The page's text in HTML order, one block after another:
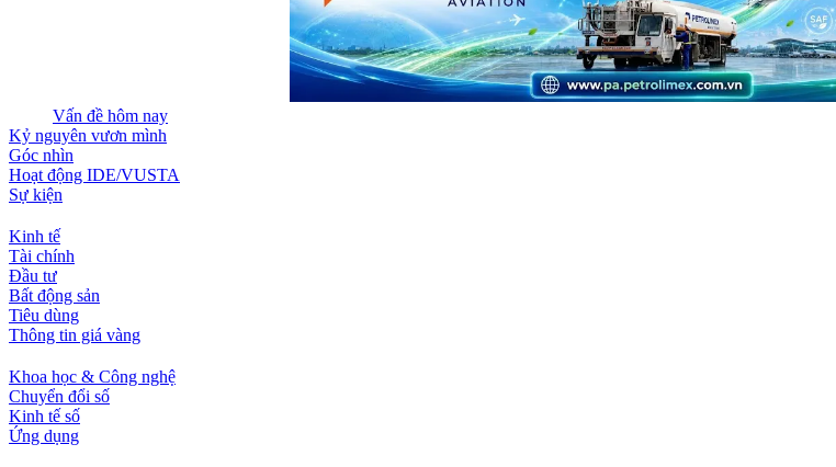
Vấn đề hôm nay
Kỷ nguyên vươn mình
Góc nhìn
Hoạt động IDE/VUSTA
Sự kiện
Kinh tế
Tài chính
Đầu tư
Bất động sản
Tiêu dùng
Thông tin giá vàng
Khoa học & Công nghệ
Chuyển đổi số
Kinh tế số
Ứng dụng